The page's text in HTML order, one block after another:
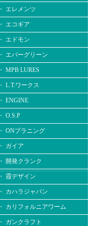
・ エレメンツ
・ エコギア
・ エドモン
・ エバーグリーン
・ MPB LURES
・ L.T.ワークス
・ ENGINE
・ O.S.P
・ ONプラニング
・ ガイア
・ 開発クランク
・ 霞デザイン
・ カハラジャパン
・ カリフォルニアワーム
・ ガンクラフト